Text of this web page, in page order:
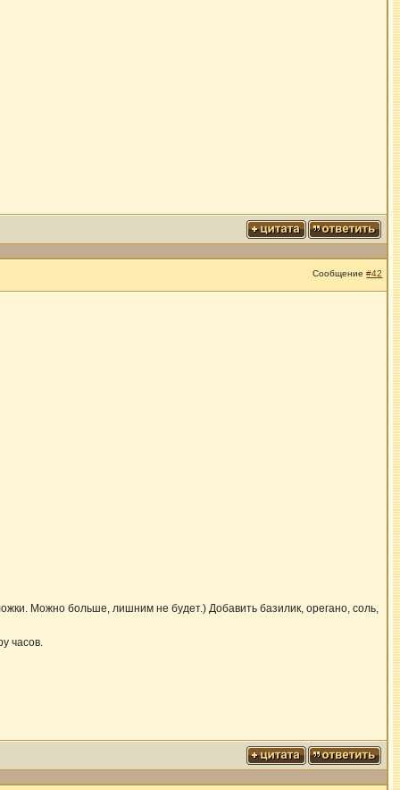
Сообщение#42
Можно больше, лишним не будет.) Добавить базилик, орегано, соль,
часов.